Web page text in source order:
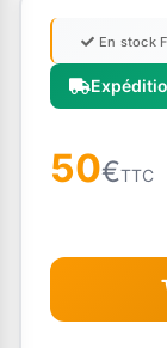
En stock
50€TTC